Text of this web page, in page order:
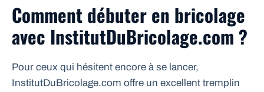
Comment débuter en bricolage
avec InstitutDuBricolage.com ?
Pour ceux qui hésitent encore à se lancer,
InstitutDuBricolage.com offre un excellent tremplin